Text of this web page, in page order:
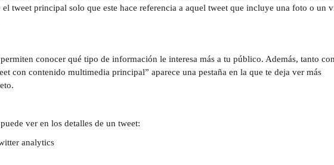
el tweet principal solo que este hace referencia a aquel tweet que incluye una foto o un
conocer qué tipo de información le interesa más a tu público. Además, tanto
con contenido multimedia principal” aparece una pestaña en la que te deja ver más
ver en los detalles de un tweet: